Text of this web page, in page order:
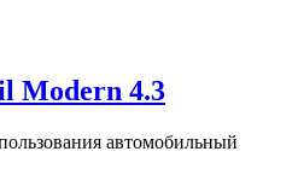
Modern 4.3
автомобильный